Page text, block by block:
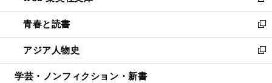
ウ
で
開
く
ン
ド
ウ
で
開
ウ
ィ
ン
ド
ウ
し
い
ウ
ィ
ン
青春と読書
新
し
い
ウ
アジア人物史
新
し
学芸・ノンフィクション・新書